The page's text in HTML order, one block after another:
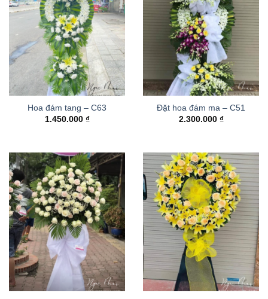
Hoa đám tang – C63
1.450.000 ₫
Đặt hoa đám ma – C51
2.300.000 ₫